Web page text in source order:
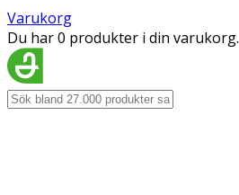
Varukorg
Du har 0 produkter i din varukorg.